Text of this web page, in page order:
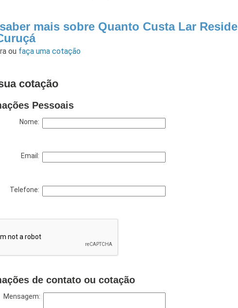
mais sobre Quanto Custa Lar
ou faça uma cotação
cotação
Pessoais
Nome:
Email:
Telefone:
de contato ou cotação
Mensagem: